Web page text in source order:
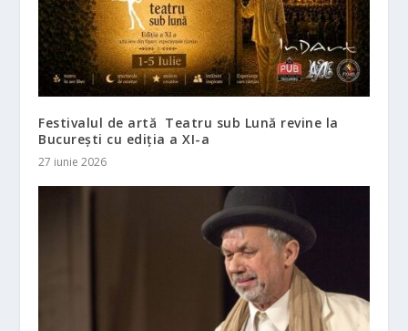
Festivalul de artă Teatru sub Lună revine la
București cu ediția a XI-a
27 iunie 2026